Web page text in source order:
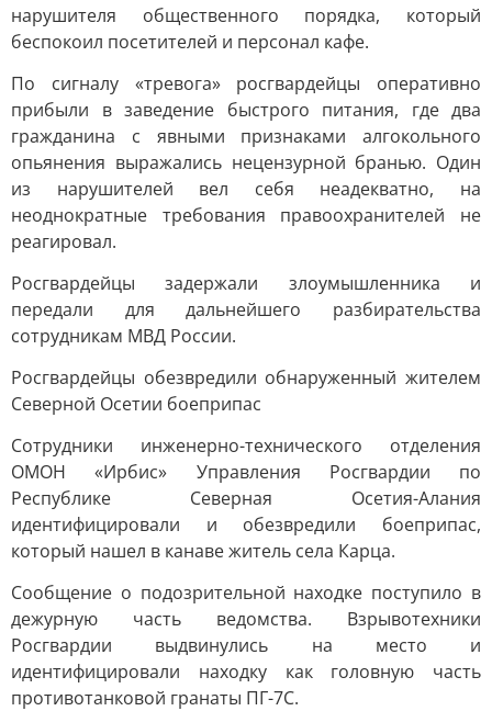
нарушителя общественного порядка, который
беспокоил посетителей и персонал кафе.
По сигналу «тревога» росгвардейцы оперативно
прибыли в заведение быстрого питания, где два
гражданина с явными признаками алгокольного
опьянения выражались нецензурной бранью. Один
из нарушителей вел себя неадекватно, на
неоднократные требования правоохранителей не
реагировал.
Росгвардейцы задержали злоумышленника и
передали для дальнейшего разбирательства
сотрудникам МВД России.
Росгвардейцы обезвредили обнаруженный жителем
Северной Осетии боеприпас
Сотрудники инженерно-технического отделения
ОМОН «Ирбис» Управления Росгвардии по
Республике Северная Осетия-Алания
идентифицировали и обезвредили боеприпас,
который нашел в канаве житель села Карца.
Сообщение о подозрительной находке поступило в
дежурную часть ведомства. Взрывотехники
Росгвардии выдвинулись на место и
идентифицировали находку как головную часть
противотанковой гранаты ПГ-7С.